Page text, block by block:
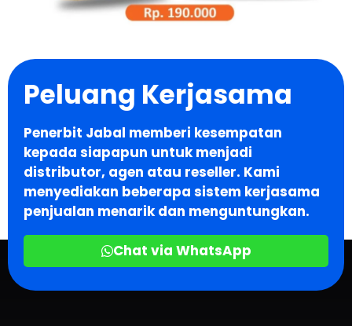
Peluang Kerjasama
Penerbit Jabal memberi kesempatan
kepada siapapun untuk menjadi
distributor, agen atau reseller. Kami
menyediakan beberapa sistem kerjasama
penjualan menarik dan menguntungkan.
Chat via WhatsApp